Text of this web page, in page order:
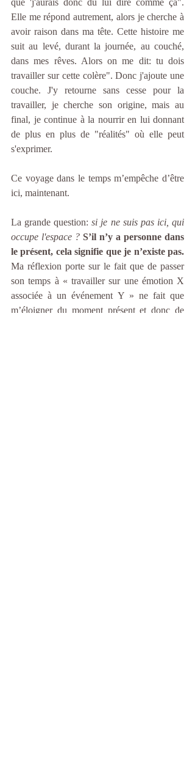
que 'j'aurais donc du lui dire comme ça".
Elle me répond autrement, alors je cherche à
avoir raison dans ma tête. Cette histoire me
suit au levé, durant la journée, au couché,
dans mes rêves. Alors on me dit: tu dois
travailler sur cette colère". Donc j'ajoute une
couche. J'y retourne sans cesse pour la
travailler, je cherche son origine, mais au
final, je continue à la nourrir en lui donnant
de plus en plus de "réalités" où elle peut
s'exprimer.
Ce voyage dans le temps m’empêche d’être
ici, maintenant.
La grande question: si je ne suis pas ici, qui
occupe l'espace ? S’il n’y a personne dans
le présent, cela signifie que je n’existe pas.
Ma réflexion porte sur le fait que de passer
son temps à « travailler sur une émotion X
associée à un événement Y » ne fait que
m’éloigner du moment présent et donc de